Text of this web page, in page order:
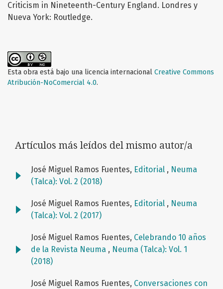
Criticism in Nineteenth-Century England. Londres y
Nueva York: Routledge.
Esta obra está bajo una licencia internacional Creative Commons
Atribución-NoComercial 4.0.
Artículos más leídos del mismo autor/a
José Miguel Ramos Fuentes, Editorial , Neuma
(Talca): Vol. 2 (2018)
José Miguel Ramos Fuentes, Editorial , Neuma
(Talca): Vol. 2 (2017)
José Miguel Ramos Fuentes, Celebrando 10 años
de la Revista Neuma , Neuma (Talca): Vol. 1
(2018)
José Miguel Ramos Fuentes, Conversaciones con